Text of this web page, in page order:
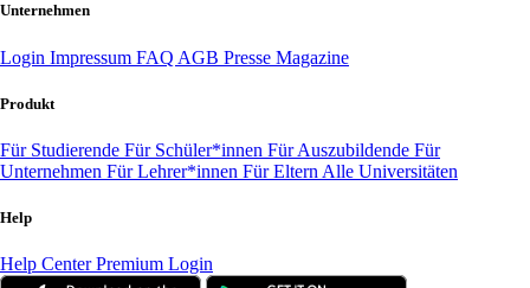
Unternehmen
Login Impressum FAQ AGB Presse Magazine
Produkt
Für Studierende Für Schüler*innen Für Auszubildende Für
Unternehmen Für Lehrer*innen Für Eltern Alle Universitäten
Help
Help CenterPremium Login